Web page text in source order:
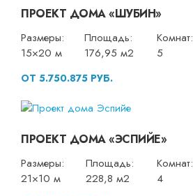
ПРОЕКТ ДОМА «ШУБИН»
Размеры:
15×20 м
Площадь:
176,95 м2
Комнат:
5
ОТ 5.750.875 РУБ.
ПРОЕКТ ДОМА «ЭСПИЙЕ»
Размеры:
21×10 м
Площадь:
228,8 м2
Комнат:
4